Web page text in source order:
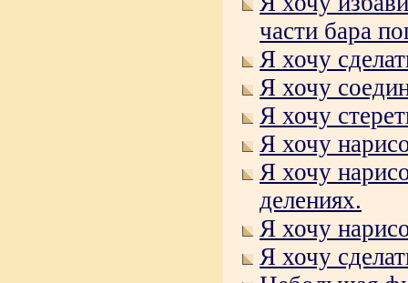
части бара
Я хочу
Я хочу
Я хочу
Я хочу
Я хочу
делениях.
Я хочу
Я хочу